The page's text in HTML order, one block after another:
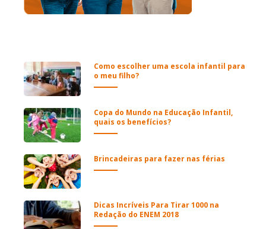
Como escolher uma escola infantil para
o meu filho?
Copa do Mundo na Educação Infantil,
quais os benefícios?
Brincadeiras para fazer nas férias
Dicas Incríveis Para Tirar 1000 na
Redação do ENEM 2018